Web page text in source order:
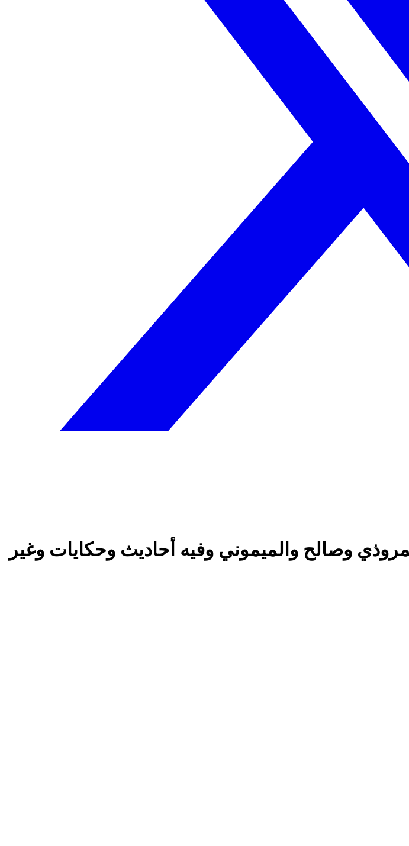
وصالح والميموني وفيه أحاديث وحكايات وغير